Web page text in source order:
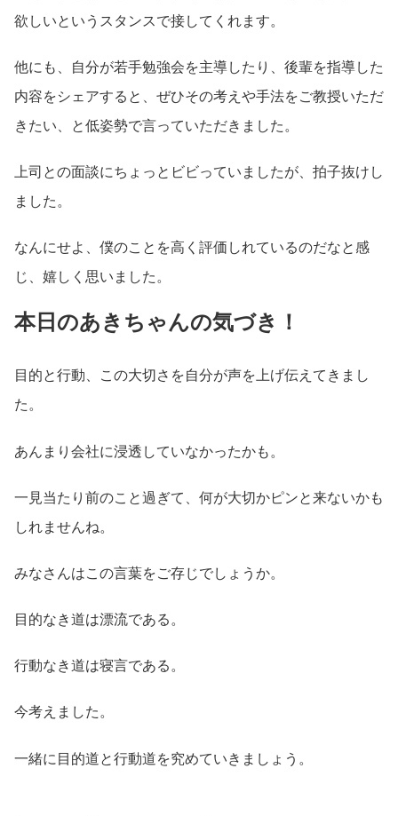
欲しいというスタンスで接してくれます。
他にも、自分が若手勉強会を主導したり、後輩を指導した
内容をシェアすると、ぜひその考えや手法をご教授いただ
きたい、と低姿勢で言っていただきました。
上司との面談にちょっとビビっていましたが、拍子抜けし
ました。
なんにせよ、僕のことを高く評価しれているのだなと感
じ、嬉しく思いました。
本日のあきちゃんの気づき！
目的と行動、この大切さを自分が声を上げ伝えてきまし
た。
あんまり会社に浸透していなかったかも。
一見当たり前のこと過ぎて、何が大切かピンと来ないかも
しれませんね。
みなさんはこの言葉をご存じでしょうか。
目的なき道は漂流である。
行動なき道は寝言である。
今考えました。
一緒に目的道と行動道を究めていきましょう。